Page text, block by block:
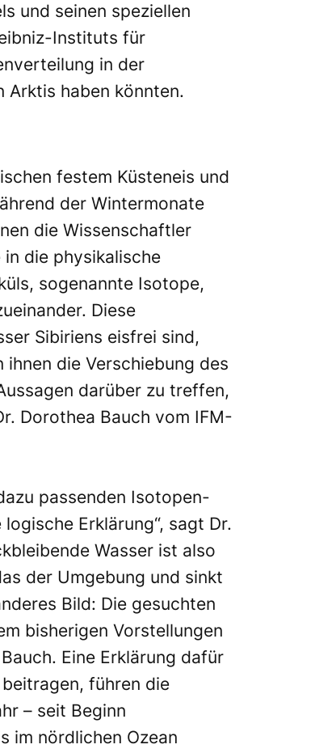
und seinen speziellen
Instituts für
in der
Arktis haben könnten.
festem Küsteneis und
der Wintermonate
die Wissenschaftler
die physikalische
sogenannte Isotope,
Diese
Sibiriens eisfrei sind,
die Verschiebung des
darüber zu treffen,
Dorothea Bauch vom IFM-
passenden Isotopen-
Erklärung“, sagt Dr.
Wasser ist also
der Umgebung und sinkt
Bild: Die gesuchten
bisherigen Vorstellungen
Eine Erklärung dafür
führen die
– seit Beginn
im nördlichen Ozean